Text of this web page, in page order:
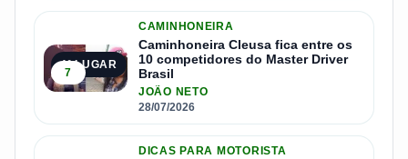
4º LUGAR
7
CAMINHONEIRA
Caminhoneira Cleusa fica entre os
10 competidores do Master Driver
Brasil
JOÃO NETO
28/07/2026
DICAS PARA MOTORISTA